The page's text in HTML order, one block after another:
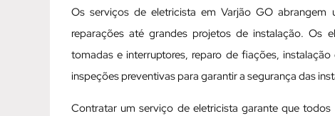
Os serviços de eletricista em Varjão GO abrangem
reparações até grandes projetos de instalação. Os
tomadas e interruptores, reparo de fiações,
inspeções preventivas para garantir a segurança das
Contratar um serviço de eletricista garante que